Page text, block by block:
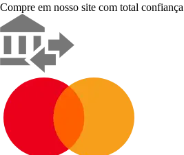
Compre em nosso site com total confiança